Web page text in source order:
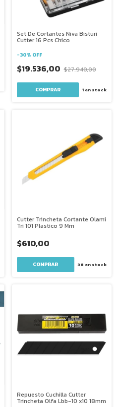
Set De Cortantes Niva Bisturi
Cutter 16 Pcs Chico
-30% OFF
$19.536,00 $27.940,00
1 en stock
Cutter Trincheta Cortante Olami
Tri 101 Plastico 9 Mm
$610,00
36 en stock
Repuesto Cuchilla Cutter
Trincheta Olfa Lbb-10 x10 18mm